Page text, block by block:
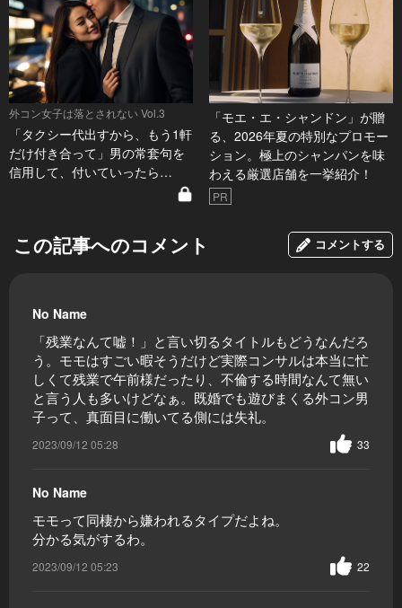
外コン女子は落とされない Vol.3
「タクシー代出すから、もう1軒
だけ付き合って」男の常套句を
信用して、付いていったら…
「モエ・エ・シャンドン」が贈
る、2026年夏の特別なプロモー
ション。極上のシャンパンを味
わえる厳選店舗を一挙紹介！
PR
この記事へのコメント コメントする
No Name
「残業なんて嘘！」と言い切るタイトルもどうなんだろ
う。モモはすごい暇そうだけど実際コンサルは本当に忙
しくて残業で午前様だったり、不倫する時間なんて無い
と言う人も多いけどなぁ。既婚でも遊びまくる外コン男
子って、真面目に働いてる側には失礼。
2023/09/12 05:28 33
No Name
モモって同棲から嫌われるタイプだよね。
分かる気がするわ。
2023/09/12 05:23 22